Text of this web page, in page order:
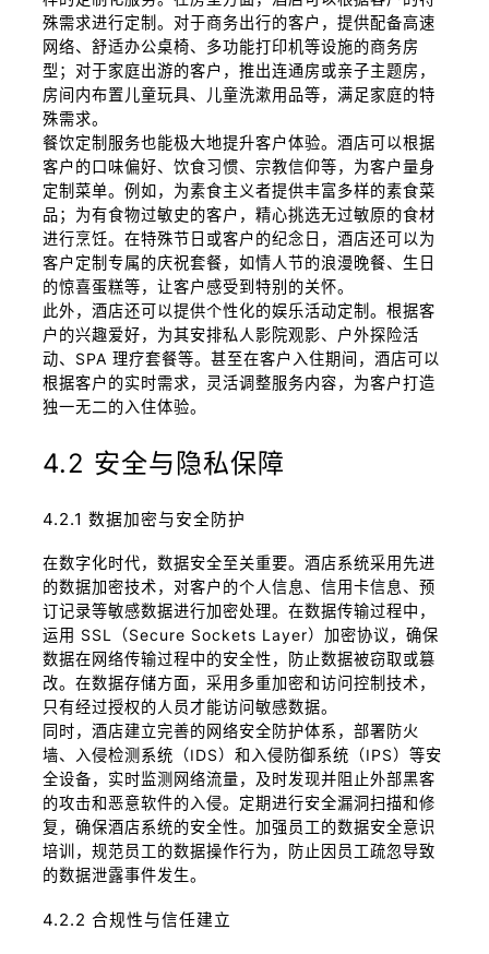
殊需求进行定制。对于商务出行的客户，提供配备高速
网络、舒适办公桌椅、多功能打印机等设施的商务房
型；对于家庭出游的客户，推出连通房或亲子主题房，
房间内布置儿童玩具、儿童洗漱用品等，满足家庭的特
殊需求。
餐饮定制服务也能极大地提升客户体验。酒店可以根据
客户的口味偏好、饮食习惯、宗教信仰等，为客户量身
定制菜单。例如，为素食主义者提供丰富多样的素食菜
品；为有食物过敏史的客户，精心挑选无过敏原的食材
进行烹饪。在特殊节日或客户的纪念日，酒店还可以为
客户定制专属的庆祝套餐，如情人节的浪漫晚餐、生日
的惊喜蛋糕等，让客户感受到特别的关怀。
此外，酒店还可以提供个性化的娱乐活动定制。根据客
户的兴趣爱好，为其安排私人影院观影、户外探险活
动、SPA 理疗套餐等。甚至在客户入住期间，酒店可以
根据客户的实时需求，灵活调整服务内容，为客户打造
独一无二的入住体验。
4.2 安全与隐私保障
4.2.1 数据加密与安全防护
在数字化时代，数据安全至关重要。酒店系统采用先进
的数据加密技术，对客户的个人信息、信用卡信息、预
订记录等敏感数据进行加密处理。在数据传输过程中，
运用 SSL（Secure Sockets Layer）加密协议，确保
数据在网络传输过程中的安全性，防止数据被窃取或篡
改。在数据存储方面，采用多重加密和访问控制技术，
只有经过授权的人员才能访问敏感数据。
同时，酒店建立完善的网络安全防护体系，部署防火
墙、入侵检测系统（IDS）和入侵防御系统（IPS）等安
全设备，实时监测网络流量，及时发现并阻止外部黑客
的攻击和恶意软件的入侵。定期进行安全漏洞扫描和修
复，确保酒店系统的安全性。加强员工的数据安全意识
培训，规范员工的数据操作行为，防止因员工疏忽导致
的数据泄露事件发生。
4.2.2 合规性与信任建立